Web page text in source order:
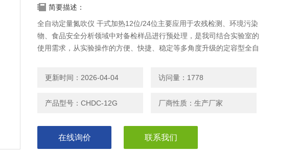
简要描述：
全自动定量氮吹仪 干式加热12位/24位主要应用于农残检测、环境污染
物、食品安全分析领域中对备检样品进行预处理，是我司结合实验室的
使用需求，从实验操作的方便、快捷、稳定等多角度升级的定容型全自
更新时间：2026-04-04 访问量：1778
产品型号：CHDC-12G 厂商性质：生产厂家
在线询价 联系我们